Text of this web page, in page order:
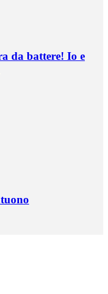
da battere! Io e